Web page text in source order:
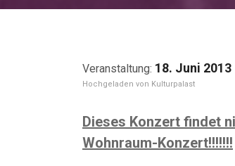
18. Juni 2013
Kulturpalast
Dieses Konzert findet
Wohnraum-Konzert!!!!!!!